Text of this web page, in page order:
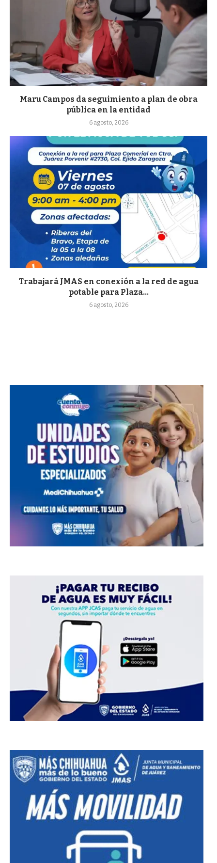
Maru Campos da seguimiento a plan de obra
pública en la entidad
6 agosto, 2026
Trabajará JMAS en conexión a la red de agua
potable para Plaza...
6 agosto, 2026